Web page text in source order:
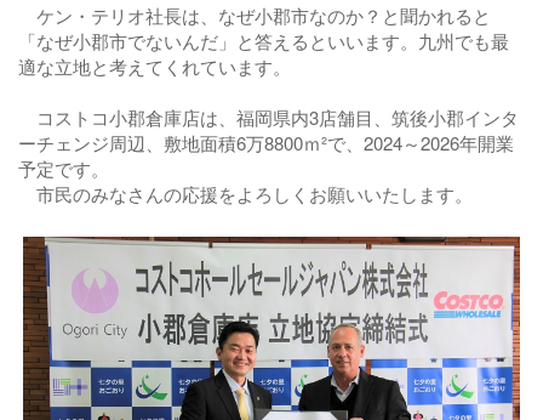
ケン・テリオ社長は、なぜ小郡市なのか？と聞かれると
「なぜ小郡市でないんだ」と答えるといいます。九州でも最
適な立地と考えてくれています。
コストコ小郡倉庫店は、福岡県内3店舗目、筑後小郡インタ
ーチェンジ周辺、敷地面積6万8800ｍ²で、2024～2026年開業
予定です。
市民のみなさんの応援をよろしくお願いいたします。